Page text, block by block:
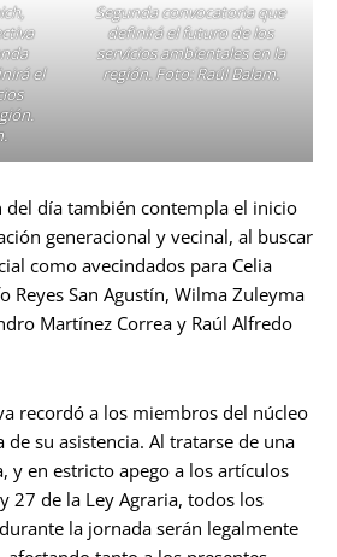
el
Segunda convocatoria que
definirá el futuro de los
servicios ambientales en la
región. Foto: Raúl Balam.
del día también contempla el inicio
generacional y vecinal, al buscar
como avecindados para Celia
Reyes San Agustín, Wilma Zuleyma
Martínez Correa y Raúl Alfredo
recordó a los miembros del núcleo
su asistencia. Al tratarse de una
y en estricto apego a los artículos
27 de la Ley Agraria, todos los
la jornada serán legalmente